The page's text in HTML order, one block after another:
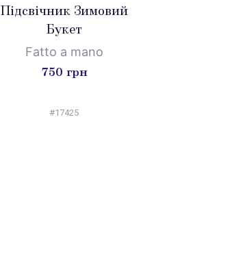
Підсвічник Зимовий
Букет
Fatto a mano
750 грн
#17425